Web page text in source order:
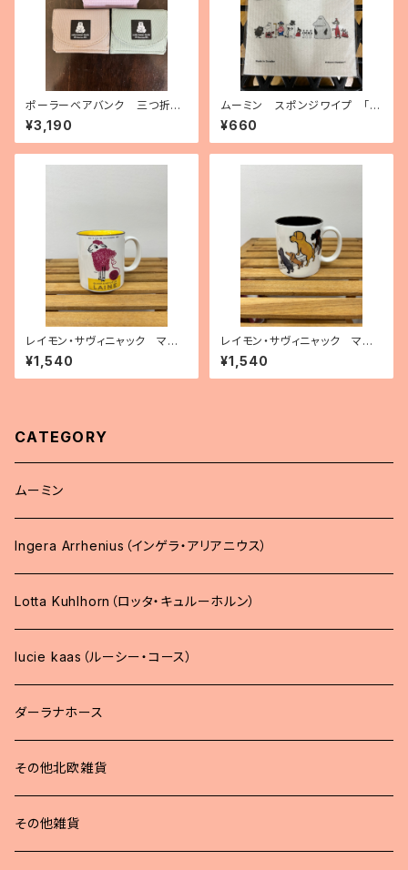
ポーラーベアバンク 三つ折り
ミニ財布
¥3,190
ムーミン スポンジワイプ 「ム
ーミンオンライン」
¥660
レイモン・サヴィニャック マグ
カップ「毛糸の15日間」
¥1,540
レイモン・サヴィニャック マグ
カップ「清潔な街キャンペーン」
¥1,540
CATEGORY
ムーミン
Ingera Arrhenius（インゲラ・アリアニウス）
Lotta Kuhlhorn（ロッタ・キュルーホルン）
lucie kaas（ルーシー・コース）
ダーラナホース
その他北欧雑貨
その他雑貨